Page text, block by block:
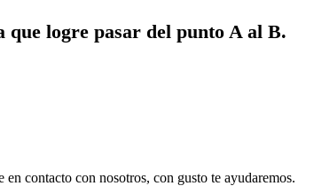
que logre pasar del punto A al B.
en contacto con nosotros, con gusto te ayudaremos.